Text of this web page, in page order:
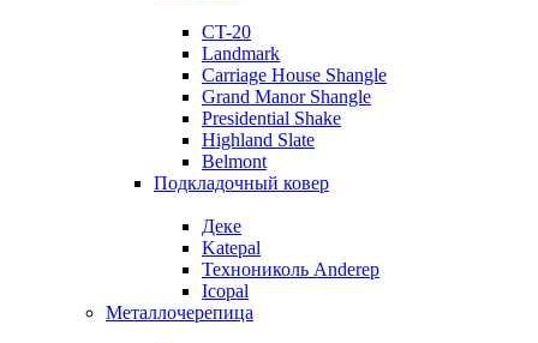
CT-20
Landmark
Carriage House Shangle
Grand Manor Shangle
Presidential Shake
Highland Slate
Belmont
Подкладочный ковер
Деке
Katepal
Технониколь Anderep
Icopal
Металлочерепица